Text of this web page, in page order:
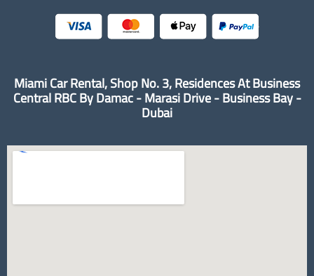
Miami Car Rental, Shop No. 3, Residences At Business
Central RBC By Damac - Marasi Drive - Business Bay -
Dubai